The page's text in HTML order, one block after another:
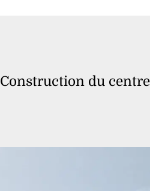
Construction du